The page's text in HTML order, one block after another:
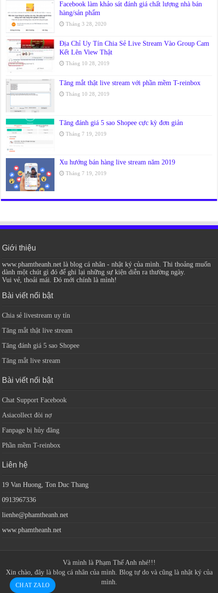
Facebook làm khảo sát đánh giá chất lượng nhà bán
hàng/sản phẩm
Tháng 3 28, 2020
Địa Chỉ Uy Tín Chia Sẻ Live Stream Vào Group Cam
Kết Lên View Thật
Tháng 10 28, 2019
Tăng mắt thật live stream với phần mềm T-reinbox
Tháng 10 28, 2019
Tăng đánh giá 5 sao Shopee cực kỳ đơn giản
Tháng 7 19, 2019
Xu hướng bán hàng live stream năm 2019
Tháng 7 19, 2019
Giới thiệu
www.phamtheanh.net là blog cá nhân - nhật ký của mình. Thi thoảng muốn
dành một chút gì đó để ghi lại những sự kiện diễn ra thường ngày.
Vui vẻ, thoải mái. Đó mới chính là mình!
Bài viết nổi bật
Chia sẻ livestream uy tín
Tăng mắt thật live stream
Tăng đánh giá 5 sao Shopee
Tăng mắt live stream
Bài viết nổi bật
Chat Support Facebook
Asiacollect đòi nợ
Fanpage bị hủy đăng
Phần mềm T-reinbox
Liên hệ
19 Van Huong, Ton Duc Thang
0913967336
lienhe@phamtheanh.net
www.phamtheanh.net
Và mình là Phạm Thế Anh nhé!!!
Xin chào, đây là blog cá nhân của mình. Blog tự do và cũng là nhật ký của
mình.
CHAT ZALO